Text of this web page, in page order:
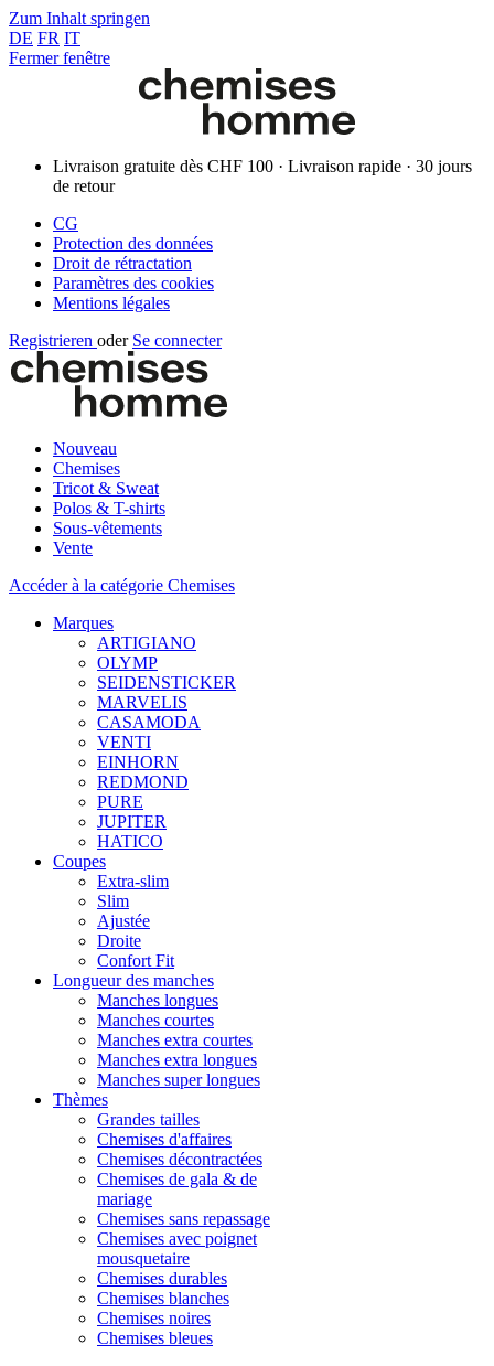
Zum Inhalt springen
DE FR IT
Fermer fenêtre
Livraison gratuite dès CHF 100 · Livraison rapide · 30 jours
de retour
CG
Protection des données
Droit de rétractation
Paramètres des cookies
Mentions légales
Registrieren oder Se connecter
Nouveau
Chemises
Tricot & Sweat
Polos & T-shirts
Sous-vêtements
Vente
Accéder à la catégorie Chemises
Marques
ARTIGIANO
OLYMP
SEIDENSTICKER
MARVELIS
CASAMODA
VENTI
EINHORN
REDMOND
PURE
JUPITER
HATICO
Coupes
Extra-slim
Slim
Ajustée
Droite
Confort Fit
Longueur des manches
Manches longues
Manches courtes
Manches extra courtes
Manches extra longues
Manches super longues
Thèmes
Grandes tailles
Chemises d'affaires
Chemises décontractées
Chemises de gala & de
mariage
Chemises sans repassage
Chemises avec poignet
mousquetaire
Chemises durables
Chemises blanches
Chemises noires
Chemises bleues